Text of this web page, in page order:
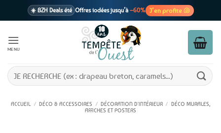
☀️ BZH Deals été Offres iodées jusqu’à –60% J’en profite 🐚
1 cadeau offertdès 39€ d’achats
En point relais dès 3,95€ seulement
MENU
Recherche
pour :
ACCUEIL / DÉCO & ACCESSOIRES / DÉCORATION D'INTÉRIEUR / DÉCO MURALES,
AFFICHES ET POSTERS